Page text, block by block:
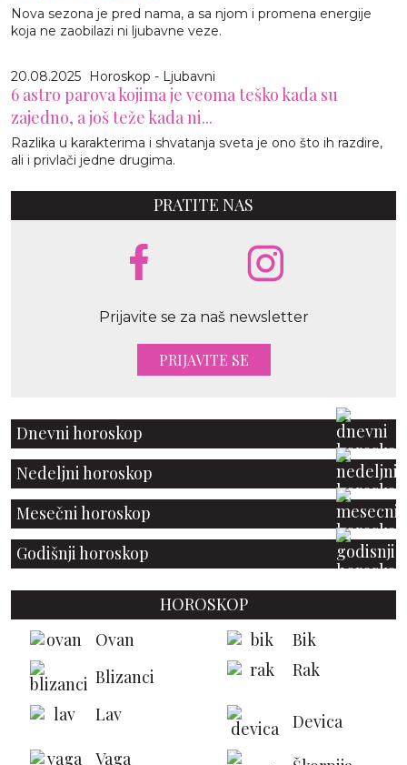
Nova sezona je pred nama, a sa njom i promena energije
koja ne zaobilazi ni ljubavne veze.
20.08.2025 Horoskop - Ljubavni
6 astro parova kojima je veoma teško kada su
zajedno, a još teže kada ni...
Razlika u karakterima i shvatanja sveta je ono što ih razdire,
ali i privlači jedne drugima.
PRATITE NAS
Prijavite se za naš newsletter
PRIJAVITE SE
Dnevni horoskop
Nedeljni horoskop
Mesečni horoskop
Godišnji horoskop
HOROSKOP
Ovan
Bik
Blizanci
Rak
Lav
Devica
Vaga